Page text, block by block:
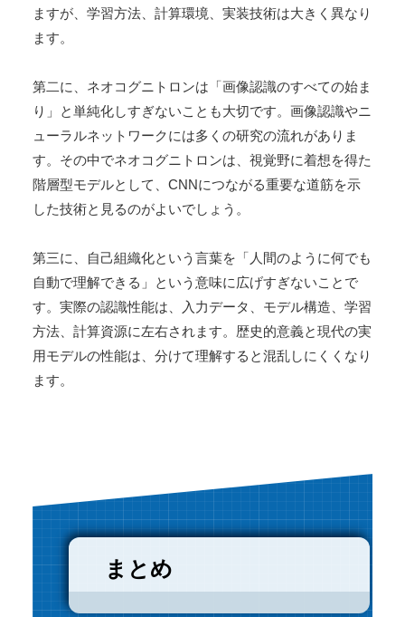
ますが、学習方法、計算環境、実装技術は大きく異なり
ます。
第二に、ネオコグニトロンは「画像認識のすべての始ま
り」と単純化しすぎないことも大切です。画像認識やニ
ューラルネットワークには多くの研究の流れがありま
す。その中でネオコグニトロンは、視覚野に着想を得た
階層型モデルとして、CNNにつながる重要な道筋を示
した技術と見るのがよいでしょう。
第三に、自己組織化という言葉を「人間のように何でも
自動で理解できる」という意味に広げすぎないことで
す。実際の認識性能は、入力データ、モデル構造、学習
方法、計算資源に左右されます。歴史的意義と現代の実
用モデルの性能は、分けて理解すると混乱しにくくなり
ます。
まとめ